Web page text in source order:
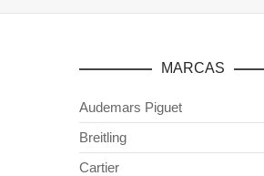
MARCAS
Audemars Piguet
Breitling
Cartier